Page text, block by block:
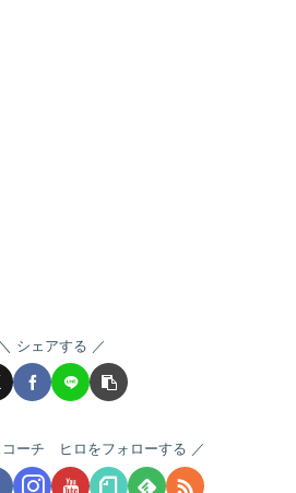
シェアする
コーチ ヒロをフォローする